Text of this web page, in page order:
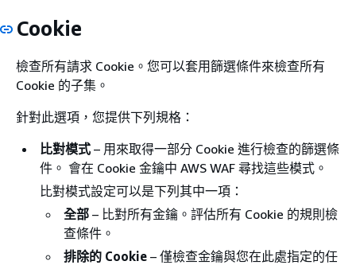
Cookie
檢查所有請求 Cookie。您可以套用篩選條件來檢查所有
Cookie 的子集。
針對此選項，您提供下列規格：
比對模式 – 用來取得一部分 Cookie 進行檢查的篩選條
件。 會在 Cookie 金鑰中 AWS WAF 尋找這些模式。
比對模式設定可以是下列其中一項：
全部 – 比對所有金鑰。評估所有 Cookie 的規則檢
查條件。
排除的 Cookie – 僅檢查金鑰與您在此處指定的任